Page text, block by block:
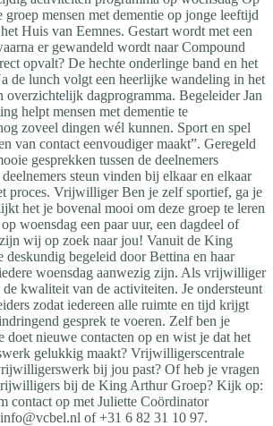
groep mensen met dementie op jonge leeftijd
Huis van Eemnes. Gestart wordt met een
er gewandeld wordt naar Compound
opvalt? De hechte onderlinge band en het
de lunch volgt een heerlijke wandeling in het
overzichtelijk dagprogramma. Begeleider Jan
helpt mensen met dementie te
zoveel dingen wél kunnen. Sport en spel
van contact eenvoudiger maakt”. Geregeld
gesprekken tussen de deelnemers
steun vinden bij elkaar en elkaar
proces. Vrijwilliger Ben je zelf sportief, ga je
het je bovenal mooi om deze groep te leren
woensdag een paar uur, een dagdeel of
wij op zoek naar jou! Vanuit de King
begeleid door Bettina en haar
woensdag aanwezig zijn. Als vrijwilliger
kwaliteit van de activiteiten. Je ondersteunt
zodat iedereen alle ruimte en tijd krijgt
gesprek te voeren. Zelf ben je
doet nieuwe contacten op en wist je dat het
gelukkig maakt? Vrijwilligerscentrale
bij jou past? Of heb je vragen
bij de King Arthur Groep? Kijk op:
contact op met Juliette Coördinator
info@vcbel.nl of +31 6 82 31 10 97.